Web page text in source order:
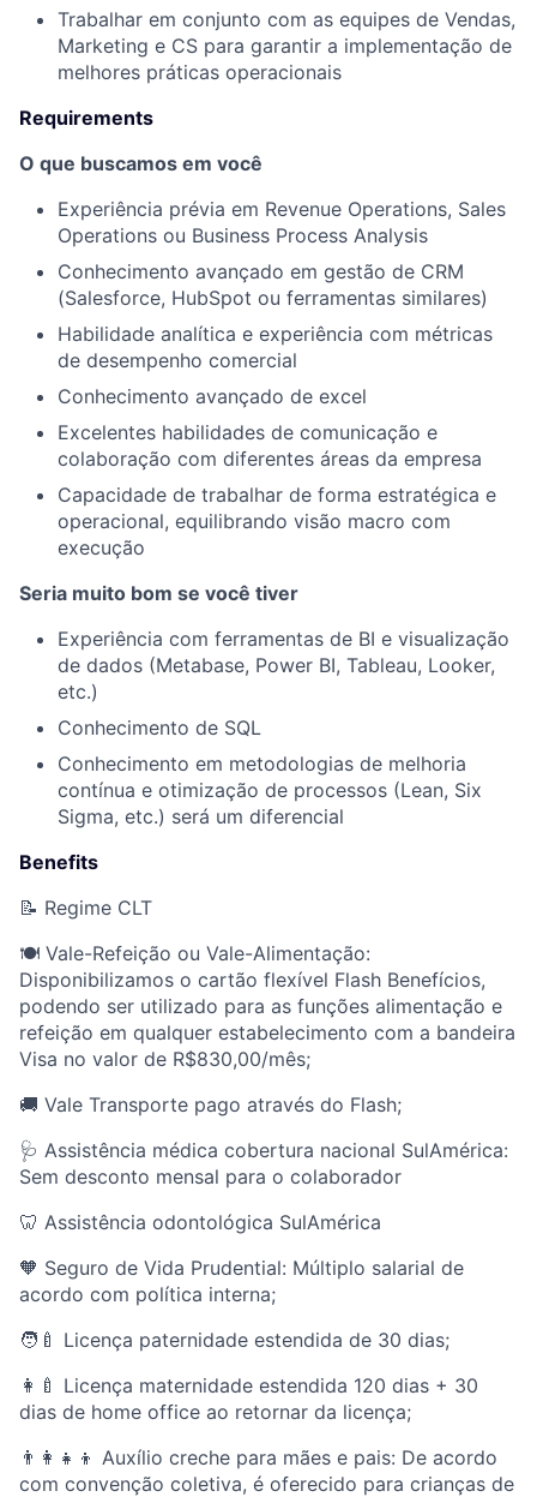
Trabalhar em conjunto com as equipes de Vendas,
Marketing e CS para garantir a implementação de
melhores práticas operacionais
Requirements
O que buscamos em você
Experiência prévia em Revenue Operations, Sales
Operations ou Business Process Analysis
Conhecimento avançado em gestão de CRM
(Salesforce, HubSpot ou ferramentas similares)
Habilidade analítica e experiência com métricas
de desempenho comercial
Conhecimento avançado de excel
Excelentes habilidades de comunicação e
colaboração com diferentes áreas da empresa
Capacidade de trabalhar de forma estratégica e
operacional, equilibrando visão macro com
execução
Seria muito bom se você tiver
Experiência com ferramentas de BI e visualização
de dados (Metabase, Power BI, Tableau, Looker,
etc.)
Conhecimento de SQL
Conhecimento em metodologias de melhoria
contínua e otimização de processos (Lean, Six
Sigma, etc.) será um diferencial
Benefits
📝 Regime CLT
🍽️ Vale-Refeição ou Vale-Alimentação:
Disponibilizamos o cartão flexível Flash Benefícios,
podendo ser utilizado para as funções alimentação e
refeição em qualquer estabelecimento com a bandeira
Visa no valor de R$830,00/mês;
🚚 Vale Transporte pago através do Flash;
🩺 Assistência médica cobertura nacional SulAmérica:
Sem desconto mensal para o colaborador
🦷 Assistência odontológica SulAmérica
🧡 Seguro de Vida Prudential: Múltiplo salarial de
acordo com política interna;
🧑‍🍼 Licença paternidade estendida de 30 dias;
👩‍🍼 Licença maternidade estendida 120 dias + 30
dias de home office ao retornar da licença;
👨‍👩‍👧‍👦 Auxílio creche para mães e pais: De acordo
com convenção coletiva, é oferecido para crianças de